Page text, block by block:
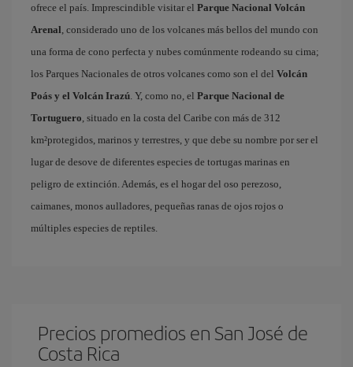
ofrece el país. Imprescindible visitar el Parque Nacional Volcán
Arenal , considerado uno de los volcanes más bellos del mundo con
una forma de cono perfecta y nubes comúnmente rodeando su cima;
los Parques Nacionales de otros volcanes como son el del Volcán
Poás y el Volcán Irazú . Y, como no, el Parque Nacional de
Tortuguero , situado en la costa del Caribe con más de 312
km²protegidos, marinos y terrestres, y que debe su nombre por ser el
lugar de desove de diferentes especies de tortugas marinas en
peligro de extinción. Además, es el hogar del oso perezoso,
caimanes, monos aulladores, pequeñas ranas de ojos rojos o
múltiples especies de reptiles.
Precios promedios en San José de
Costa Rica